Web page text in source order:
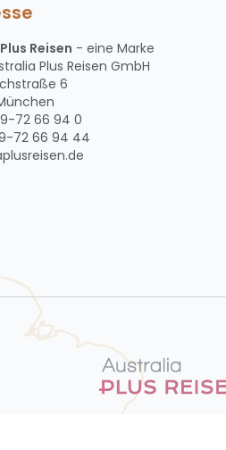
Reisen - eine Marke
Plus Reisen GmbH
6
72 66 94 0
72 66 94 44